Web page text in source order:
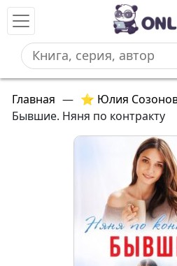
Главная — ⭐ Юлия
Бывшие. Няня по контракту